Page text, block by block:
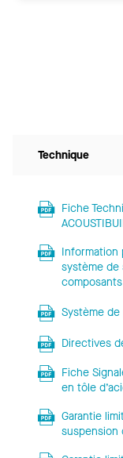
Technique
Fiche
Information
système de
composants
Système
Directives
Fiche
en tôle
Garantie
suspension